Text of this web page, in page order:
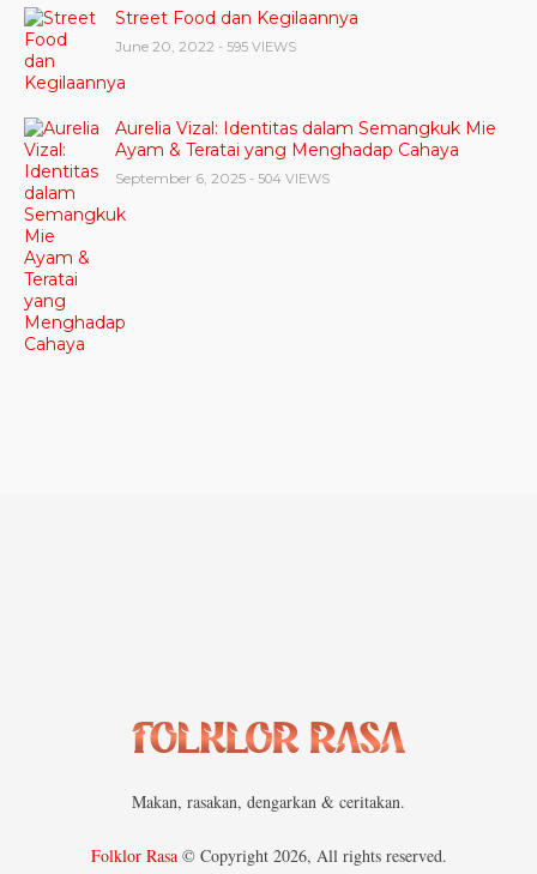
Street Food dan Kegilaannya
June 20, 2022 - 595 VIEWS
Aurelia Vizal: Identitas dalam Semangkuk Mie
Ayam & Teratai yang Menghadap Cahaya
September 6, 2025 - 504 VIEWS
Makan, rasakan, dengarkan & ceritakan.
Folklor Rasa© Copyright 2026, All rights reserved.